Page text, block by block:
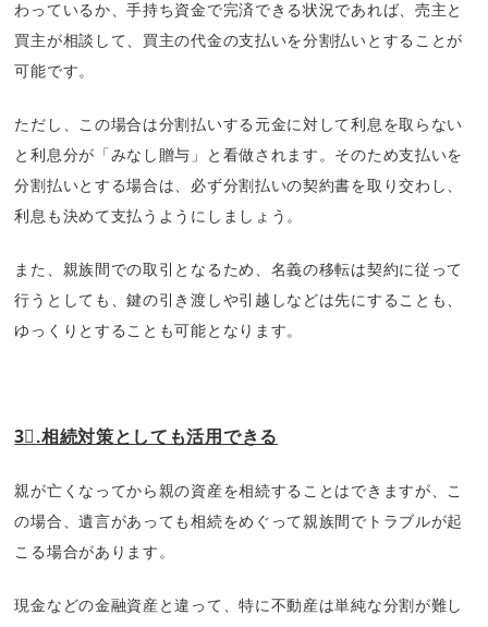
わっているか、手持ち資金で完済できる状況であれば、売主と
買主が相談して、買主の代金の支払いを分割払いとすることが
可能です。
ただし、この場合は分割払いする元金に対して利息を取らない
と利息分が「みなし贈与」と看做されます。そのため支払いを
分割払いとする場合は、必ず分割払いの契約書を取り交わし、
利息も決めて支払うようにしましょう。
また、親族間での取引となるため、名義の移転は契約に従って
行うとしても、鍵の引き渡しや引越しなどは先にすることも、
ゆっくりとすることも可能となります。
3⃣.相続対策としても活用できる
親が亡くなってから親の資産を相続することはできますが、こ
の場合、遺言があっても相続をめぐって親族間でトラブルが起
こる場合があります。
現金などの金融資産と違って、特に不動産は単純な分割が難し